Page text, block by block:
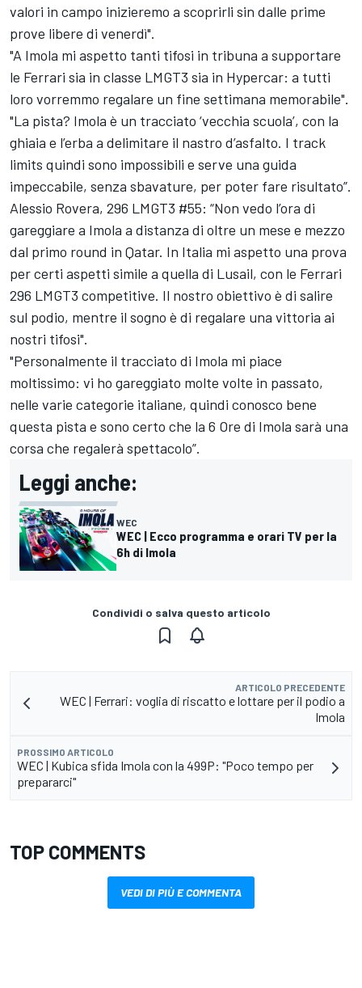
valori in campo inizieremo a scoprirli sin dalle prime
prove libere di venerdì".
"A Imola mi aspetto tanti tifosi in tribuna a supportare
le Ferrari sia in classe LMGT3 sia in Hypercar: a tutti
loro vorremmo regalare un fine settimana memorabile".
"La pista? Imola è un tracciato ‘vecchia scuola’, con la
ghiaia e l’erba a delimitare il nastro d’asfalto. I track
limits quindi sono impossibili e serve una guida
impeccabile, senza sbavature, per poter fare risultato”.
Alessio Rovera, 296 LMGT3 #55: “Non vedo l’ora di
gareggiare a Imola a distanza di oltre un mese e mezzo
dal primo round in Qatar. In Italia mi aspetto una prova
per certi aspetti simile a quella di Lusail, con le Ferrari
296 LMGT3 competitive. Il nostro obiettivo è di salire
sul podio, mentre il sogno è di regalare una vittoria ai
nostri tifosi".
"Personalmente il tracciato di Imola mi piace
moltissimo: vi ho gareggiato molte volte in passato,
nelle varie categorie italiane, quindi conosco bene
questa pista e sono certo che la 6 Ore di Imola sarà una
corsa che regalerà spettacolo”.
Leggi anche:
WEC
WEC | Ecco programma e orari TV per la
6h di Imola
Condividi o salva questo articolo
ARTICOLO PRECEDENTE
WEC | Ferrari: voglia di riscatto e lottare per il podio a
Imola
PROSSIMO ARTICOLO
WEC | Kubica sfida Imola con la 499P: "Poco tempo per
prepararci"
TOP COMMENTS
VEDI DI PIÙ E COMMENTA